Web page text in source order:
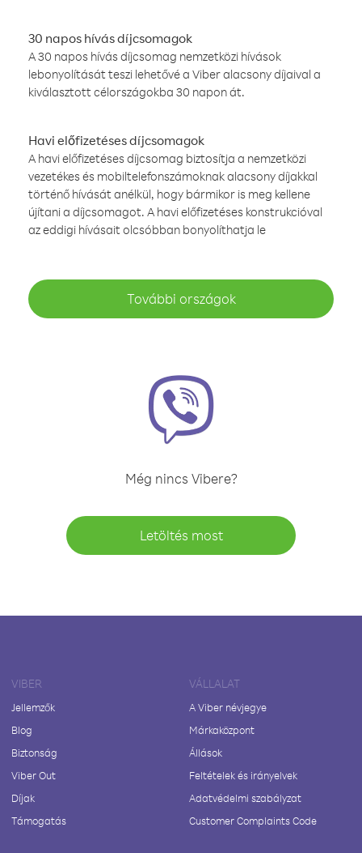
30 napos hívás díjcsomagok
A 30 napos hívás díjcsomag nemzetközi hívások
lebonyolítását teszi lehetővé a Viber alacsony díjaival a
kiválasztott célországokba 30 napon át.
Havi előfizetéses díjcsomagok
A havi előfizetéses díjcsomag biztosítja a nemzetközi
vezetékes és mobiltelefonszámoknak alacsony díjakkal
történő hívását anélkül, hogy bármikor is meg kellene
újítani a díjcsomagot. A havi előfizetéses konstrukcióval
az eddigi hívásait olcsóbban bonyolíthatja le
További országok
Még nincs Vibere?
Letöltés most
VIBER
Jellemzők
Blog
Biztonság
Viber Out
Díjak
Támogatás
VÁLLALAT
A Viber névjegye
Márkaközpont
Állások
Feltételek és irányelvek
Adatvédelmi szabályzat
Customer Complaints Code